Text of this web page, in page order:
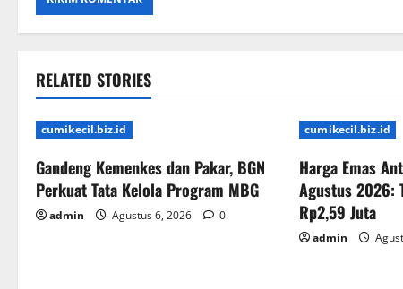
RELATED STORIES
cumikecil.biz.id
Gandeng Kemenkes dan Pakar, BGN
Perkuat Tata Kelola Program MBG
admin Agustus 6, 2026 0
cumikecil.biz.id
Harga Emas
Agustus 2026:
Rp2,59 Juta
admin